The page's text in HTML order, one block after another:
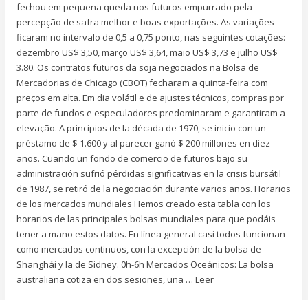
fechou em pequena queda nos futuros empurrado pela
percepção de safra melhor e boas exportações. As variações
ficaram no intervalo de 0,5 a 0,75 ponto, nas seguintes cotações:
dezembro US$ 3,50, março US$ 3,64, maio US$ 3,73 e julho US$
3.80. Os contratos futuros da soja negociados na Bolsa de
Mercadorias de Chicago (CBOT) fecharam a quinta-feira com
preços em alta. Em dia volátil e de ajustes técnicos, compras por
parte de fundos e especuladores predominaram e garantiram a
elevação. A principios de la década de 1970, se inicio con un
préstamo de $ 1.600 y al parecer ganó $ 200 millones en diez
años. Cuando un fondo de comercio de futuros bajo su
administración sufrió pérdidas significativas en la crisis bursátil
de 1987, se retiró de la negociación durante varios años. Horarios
de los mercados mundiales Hemos creado esta tabla con los
horarios de las principales bolsas mundiales para que podáis
tener a mano estos datos. En línea general casi todos funcionan
como mercados continuos, con la excepción de la bolsa de
Shanghái y la de Sidney. 0h-6h Mercados Oceánicos: La bolsa
australiana cotiza en dos sesiones, una … Leer